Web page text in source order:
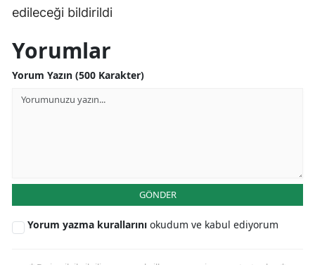
edileceği bildirildi
Yorumlar
Yorum Yazın (500 Karakter)
GÖNDER
Yorum yazma kurallarını okudum ve kabul ediyorum